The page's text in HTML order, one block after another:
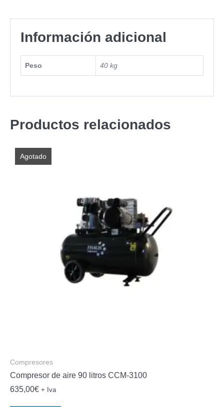
Información adicional
Peso 40 kg
Productos relacionados
Agotado
Compresores
Compresor de aire 90 litros CCM-3100
635,00€ + Iva